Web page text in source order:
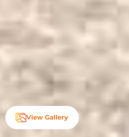
View Gallery